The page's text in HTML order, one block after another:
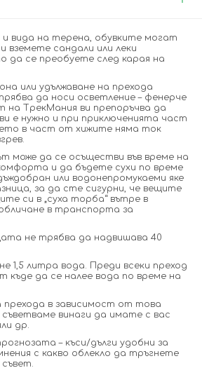
вида на терена, обувките могат
вземете сандали или леки
се преобуете след карая на
или удължаване на прехода
да носи осветление – фенерче
на ТрекМания ви препоръчва да
е нужно и при приключенията част
в част от хижите няма ток
може да се осъществи във време на
и да бъдете сухи по време
или водонепромукаеми яке
за да сте сигурни, че вещите
си в „суха торба“ вътре в
в транспорта за
не трябва да надвишава 40
1,5 литра вода. Преди всеки преход
да се налее вода по време на
прехода в зависимост от това
винаги да имате с вас
др.
– къси/дълги удобни за
с какво облекло да тръгнете